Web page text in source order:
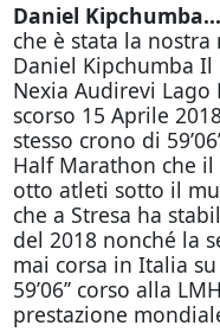
Daniel
che è stata la
Daniel Kipchumba
Nexia Audirevi
scorso 15 Aprile
stesso crono di
Half Marathon che
otto atleti sotto il
che a Stresa ha
del 2018 nonché la
mai corsa in Italia
59’06’’ corso alla
prestazione